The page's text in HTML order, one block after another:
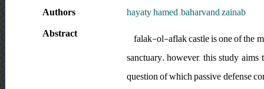
Authors
hayaty hamed ,baharvand zainab
Abstract
falak-ol-aflak castle is one of the
sanctuary. however, this study
question of which passive defense